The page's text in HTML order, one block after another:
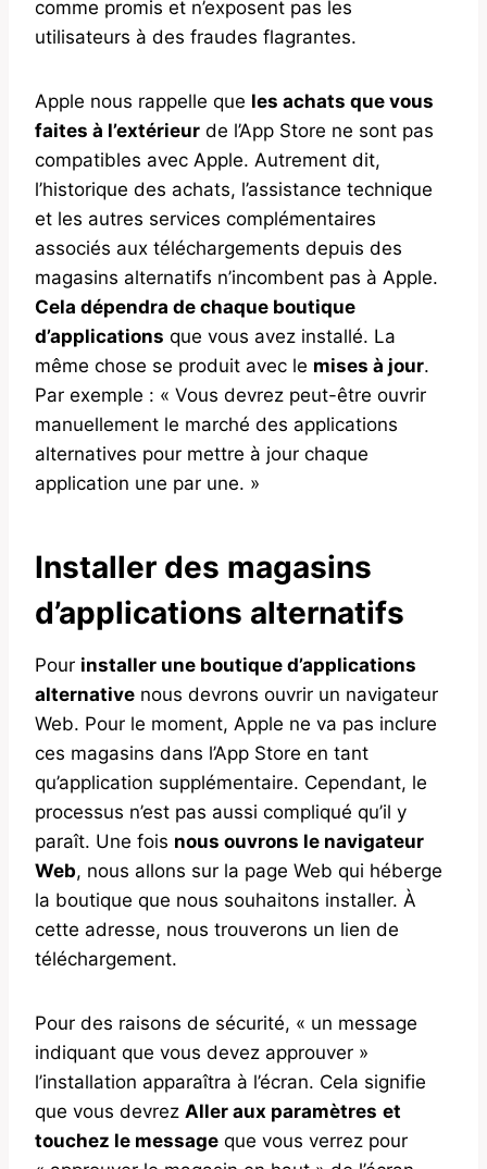
comme promis et n’exposent pas les
utilisateurs à des fraudes flagrantes.
Apple nous rappelle que les achats que vous
faites à l’extérieur de l’App Store ne sont pas
compatibles avec Apple. Autrement dit,
l’historique des achats, l’assistance technique
et les autres services complémentaires
associés aux téléchargements depuis des
magasins alternatifs n’incombent pas à Apple.
Cela dépendra de chaque boutique
d’applications que vous avez installé. La
même chose se produit avec le mises à jour.
Par exemple : « Vous devrez peut-être ouvrir
manuellement le marché des applications
alternatives pour mettre à jour chaque
application une par une. »
Installer des magasins
d’applications alternatifs
Pour installer une boutique d’applications
alternative nous devrons ouvrir un navigateur
Web. Pour le moment, Apple ne va pas inclure
ces magasins dans l’App Store en tant
qu’application supplémentaire. Cependant, le
processus n’est pas aussi compliqué qu’il y
paraît. Une fois nous ouvrons le navigateur
Web, nous allons sur la page Web qui héberge
la boutique que nous souhaitons installer. À
cette adresse, nous trouverons un lien de
téléchargement.
Pour des raisons de sécurité, « un message
indiquant que vous devez approuver »
l’installation apparaîtra à l’écran. Cela signifie
que vous devrez Aller aux paramètres et
touchez le message que vous verrez pour